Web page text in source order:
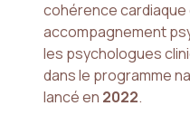
cohérence cardiaque
accompagnement
les psychologues
dans le programme
lancé en 2022.